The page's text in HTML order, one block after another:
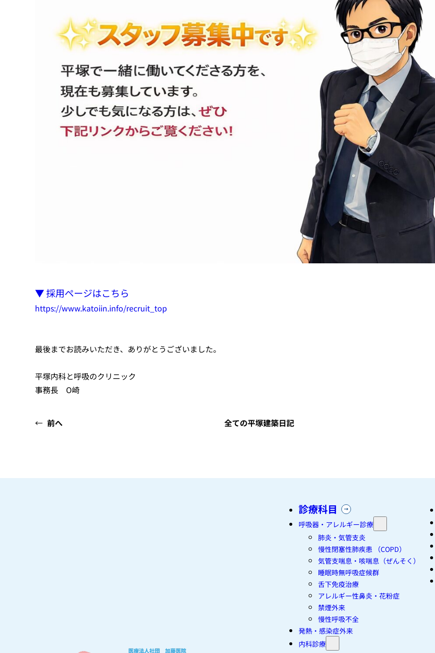
▼ 採用ページはこちら
https://www.katoiin.info/recruit_top
最後までお読みいただき、ありがとうございました。
平塚内科と呼吸のクリニック
事務長 O崎
← 前へ 全ての平塚建築日記
診療科目
呼吸器・アレルギー診療
肺炎・気管支炎
慢性閉塞性肺疾患 （COPD）
気管支喘息・咳喘息（ぜんそく）
睡眠時無呼吸症候群
舌下免疫治療
アレルギー性鼻炎・花粉症
禁煙外来
慢性呼吸不全
発熱・感染症外来
内科診療